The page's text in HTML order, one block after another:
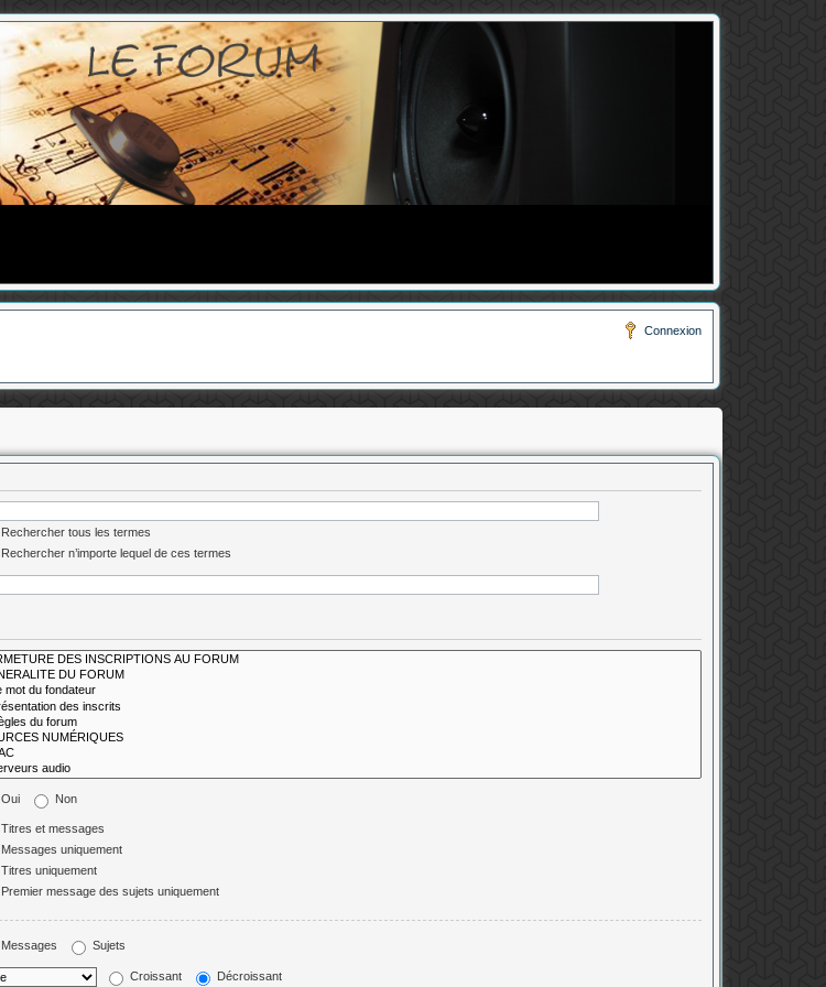
Connexion
Rechercher tous les termes
Rechercher n’importe lequel de ces termes
Oui Non
Titres et messages
Messages uniquement
Titres uniquement
Premier message des sujets uniquement
Messages Sujets
Croissant Décroissant